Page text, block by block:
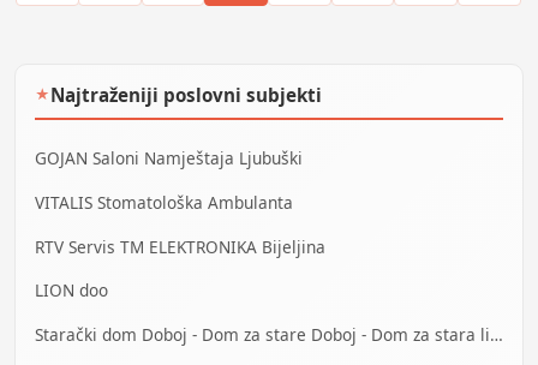
★Najtraženiji poslovni subjekti
GOJAN Saloni Namještaja Ljubuški
VITALIS Stomatološka Ambulanta
RTV Servis TM ELEKTRONIKA Bijeljina
LION doo
Starački dom Doboj - Dom za stare Doboj - Dom za stara lica Doboj